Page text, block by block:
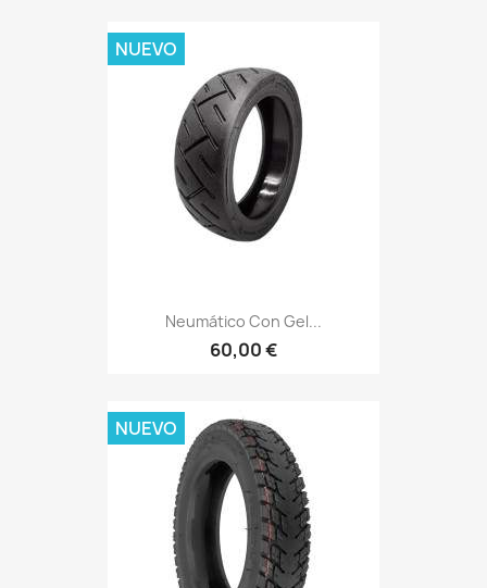
Neumático Con Gel...
60,00 €
NUEVO
NUEVO